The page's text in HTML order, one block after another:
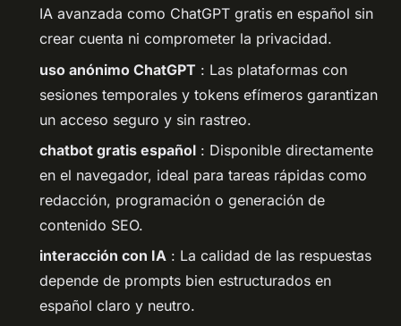
José María•02/06/2026 10:10•9 min de lecture
IA avanzada como ChatGPT gratis en español sin
crear cuenta ni comprometer la privacidad.
uso anónimo ChatGPT : Las plataformas con
sesiones temporales y tokens efímeros garantizan
un acceso seguro y sin rastreo.
chatbot gratis español : Disponible directamente
en el navegador, ideal para tareas rápidas como
redacción, programación o generación de
contenido SEO.
interacción con IA : La calidad de las respuestas
depende de prompts bien estructurados en
español claro y neutro.